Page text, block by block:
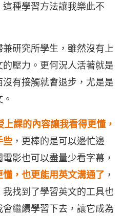
種學習方法讓我樂此不
研究所學生，雖然沒有上
壓力。更何況人活著就是
有接觸就會退步，尤是是
課的內容讓我看得更懂，
些 ，更棒的是可以邊忙邊
電影也可以盡量少看字幕，
，也更能用英文溝通了 ，
找到了學習英文的工具也
繼續學習下去，讓它成為